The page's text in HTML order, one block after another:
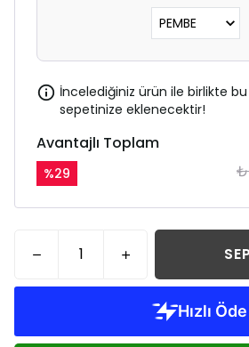
İncelediğiniz ürün ile birlikte
sepetinize eklenecektir!
Avantajlı Toplam
%29 ₺